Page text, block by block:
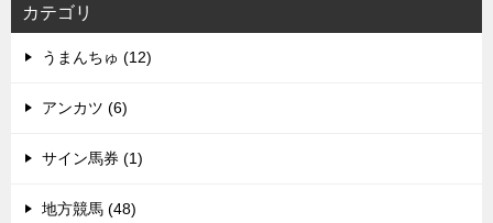
カテゴリ
うまんちゅ (12)
アンカツ (6)
サイン馬券 (1)
地方競馬 (48)